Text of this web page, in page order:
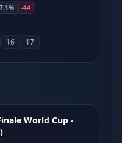
-44
16 17
World Cup -